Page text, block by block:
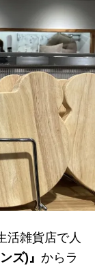
活雑貨店で人
ズ)』 からラ